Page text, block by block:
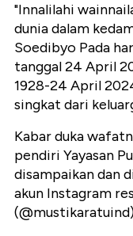
"Innalilahi
dunia dalam
Soedibyo Pada
tanggal 24 April
1928-24 April
singkat dari
Kabar duka
pendiri Yayasan
disampaikan dan
akun Instagram